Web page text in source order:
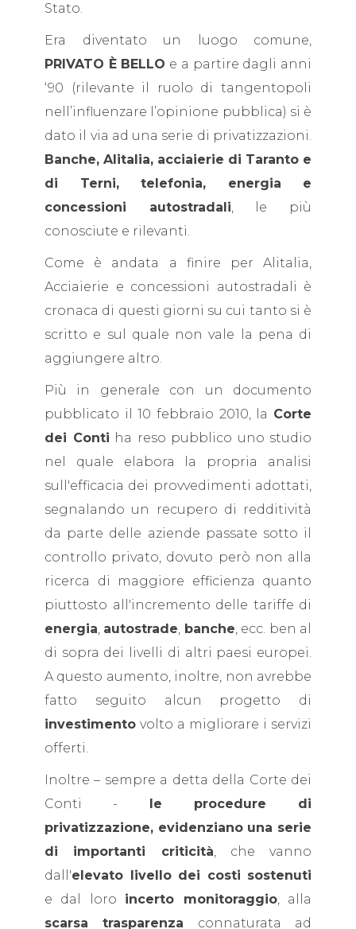
Stato.
Era diventato un luogo comune,
PRIVATO È BELLO e a partire dagli anni
‘90 (rilevante il ruolo di tangentopoli
nell’influenzare l’opinione pubblica) si è
dato il via ad una serie di privatizzazioni.
Banche, Alitalia, acciaierie di Taranto e
di Terni, telefonia, energia e
concessioni autostradali, le più
conosciute e rilevanti.
Come è andata a finire per Alitalia,
Acciaierie e concessioni autostradali è
cronaca di questi giorni su cui tanto si è
scritto e sul quale non vale la pena di
aggiungere altro.
Più in generale con un documento
pubblicato il 10 febbraio 2010, la Corte
dei Conti ha reso pubblico uno studio
nel quale elabora la propria analisi
sull'efficacia dei provvedimenti adottati,
segnalando un recupero di redditività
da parte delle aziende passate sotto il
controllo privato, dovuto però non alla
ricerca di maggiore efficienza quanto
piuttosto all'incremento delle tariffe di
energia, autostrade, banche, ecc. ben al
di sopra dei livelli di altri paesi europei.
A questo aumento, inoltre, non avrebbe
fatto seguito alcun progetto di
investimento volto a migliorare i servizi
offerti.
Inoltre – sempre a detta della Corte dei
Conti - le procedure di
privatizzazione, evidenziano una serie
di importanti criticità, che vanno
dall'elevato livello dei costi sostenuti
e dal loro incerto monitoraggio, alla
scarsa trasparenza connaturata ad